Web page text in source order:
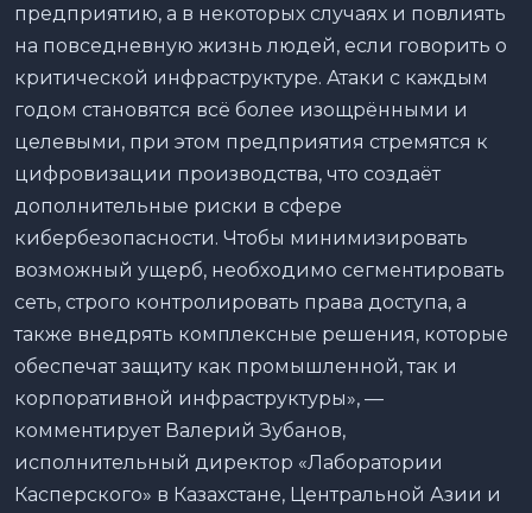
предприятию, а в некоторых случаях и повлиять
на повседневную жизнь людей, если говорить о
критической инфраструктуре. Атаки с каждым
годом становятся всё более изощрёнными и
целевыми, при этом предприятия стремятся к
цифровизации производства, что создаёт
дополнительные риски в сфере
кибербезопасности. Чтобы минимизировать
возможный ущерб, необходимо сегментировать
сеть, строго контролировать права доступа, а
также внедрять комплексные решения, которые
обеспечат защиту как промышленной, так и
корпоративной инфраструктуры», —
комментирует Валерий Зубанов,
исполнительный директор «Лаборатории
Касперского» в Казахстане, Центральной Азии и